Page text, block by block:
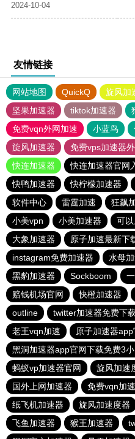
2024-10-04
友情链接
网站地图 QuickQ 旋风加
坚果加速器
tiktok加速器
免费vqn外网加速
小蓝鸟
旋风加速器
免费vps加速器
快连加速器
快连加速器官网
快鸭加速器
快柠檬加速器
软件中心
雷霆加速 狂飙
小美vpn
小美加速器
可
大象加速器
原子加速最新下
instagram免费加速器
水母
黑豹加速器
Sockboom
赔钱机场官网
快橙加速器
outline
twitter加速器免费下
老王vqn加速
原子加速器
黑洞加速器app官网下载免费3
蚂蚁vp加速器官网
旋风加速
国外上网加速器
免费vqn加速
纸飞机加速器
旋风加速度器
飞鱼加速器
猴王加速器